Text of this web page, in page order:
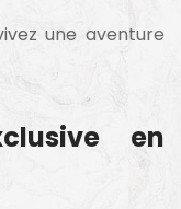
une aventure
en